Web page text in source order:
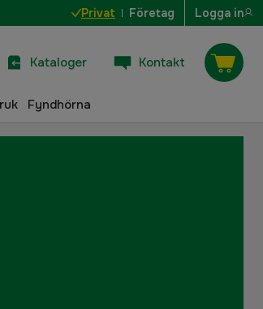
Privat Företag Logga in
Kataloger Kontakt
Fyndhörna